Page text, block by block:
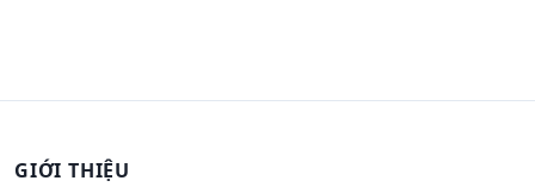
GIỚI THIỆU